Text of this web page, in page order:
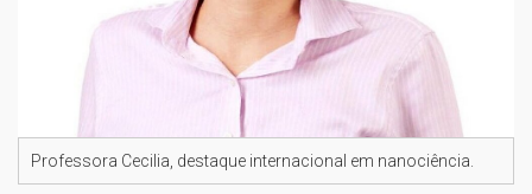
Professora Cecilia, destaque internacional em nanociência.